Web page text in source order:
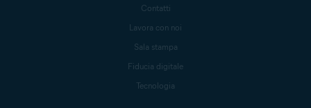
Contatti
Lavora con noi
Sala stampa
Fiducia digitale
Tecnologia